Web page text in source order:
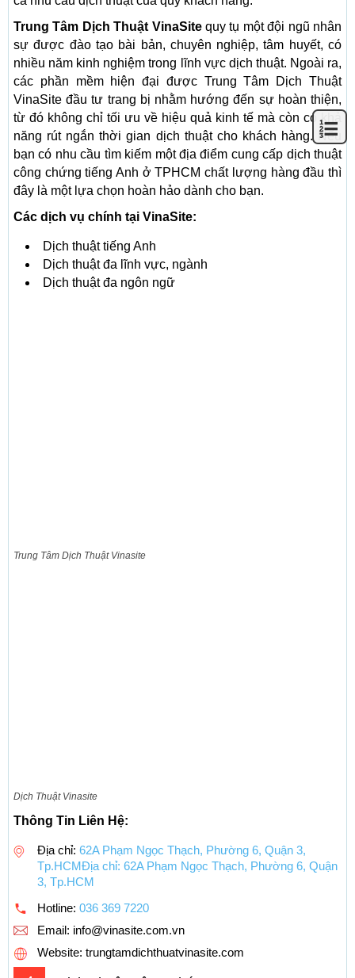
Trung Tâm Dịch Thuật VinaSitequy tụ một đội ngũ nhân
sự được đào tạo bài bản, chuyên nghiệp, tâm huyết, có
nhiều năm kinh nghiệm trong lĩnh vực dịch thuật. Ngoài ra,
các phần mềm hiện đại được Trung Tâm Dịch Thuật
VinaSite đầu tư trang bị nhằm hướng đến sự hoàn thiện,
từ đó không chỉ tối ưu về hiệu quả kinh tế mà còn có khả
năng rút ngắn thời gian dịch thuật cho khách hàng. Nếu
bạn có nhu cầu tìm kiếm một địa điểm cung cấp dịch thuật
công chứng tiếng Anh ở TPHCM chất lượng hàng đầu thì
đây là một lựa chọn hoàn hảo dành cho bạn.
Các dịch vụ chính tại VinaSite:
Dịch thuật tiếng Anh
Dịch thuật đa lĩnh vực, ngành
Dịch thuật đa ngôn ngữ
Trung Tâm Dịch Thuật Vinasite
Dịch Thuật Vinasite
Thông Tin Liên Hệ:
Địa chỉ: 62A Phạm Ngọc Thạch, Phường 6, Quận 3,
Tp.HCMĐịa chỉ: 62A Phạm Ngọc Thạch, Phường 6, Quận
3, Tp.HCM
Hotline: 036 369 7220
Email: info@vinasite.com.vn
Website: trungtamdichthuatvinasite.com